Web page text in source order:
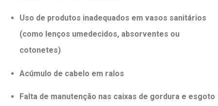
Uso de produtos inadequados em vasos sanitários
(como lenços umedecidos, absorventes ou
cotonetes)
Acúmulo de cabelo em ralos
Falta de manutenção nas caixas de gordura e esgoto